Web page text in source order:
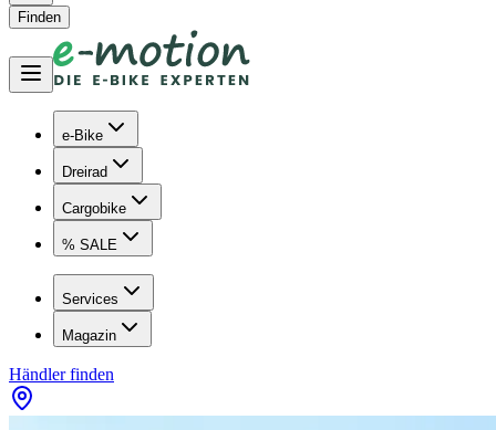
Finden
e-Bike
Dreirad
Cargobike
% SALE
Services
Magazin
Händler finden